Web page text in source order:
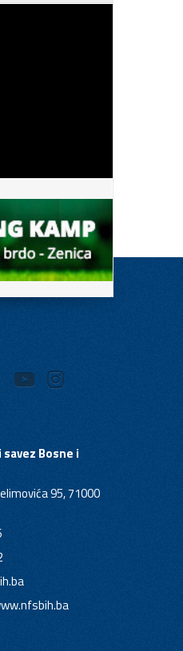
Bosne i
95, 71000